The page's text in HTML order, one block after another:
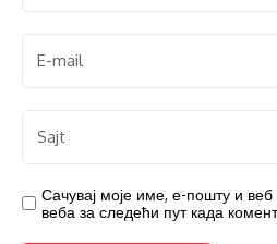
Сачувај моје име, е-пошту и
веба за следећи пут када